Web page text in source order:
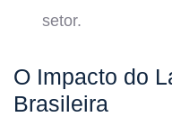
setor.
O Impacto do
Brasileira